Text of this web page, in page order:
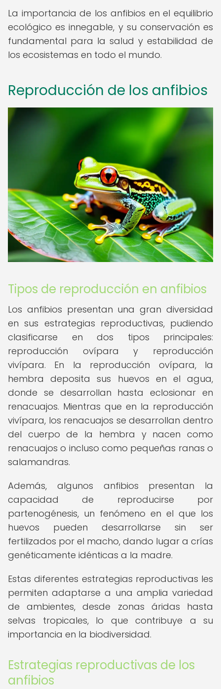
La importancia de los anfibios en el equilibrio
ecológico es innegable, y su conservación es
fundamental para la salud y estabilidad de
los ecosistemas en todo el mundo.
Reproducción de los anfibios
Tipos de reproducción en anfibios
Los anfibios presentan una gran diversidad
en sus estrategias reproductivas, pudiendo
clasificarse en dos tipos principales:
reproducción ovípara y reproducción
vivípara. En la reproducción ovípara, la
hembra deposita sus huevos en el agua,
donde se desarrollan hasta eclosionar en
renacuajos. Mientras que en la reproducción
vivípara, los renacuajos se desarrollan dentro
del cuerpo de la hembra y nacen como
renacuajos o incluso como pequeñas ranas o
salamandras.
Además, algunos anfibios presentan la
capacidad de reproducirse por
partenogénesis, un fenómeno en el que los
huevos pueden desarrollarse sin ser
fertilizados por el macho, dando lugar a crías
genéticamente idénticas a la madre.
Estas diferentes estrategias reproductivas les
permiten adaptarse a una amplia variedad
de ambientes, desde zonas áridas hasta
selvas tropicales, lo que contribuye a su
importancia en la biodiversidad.
Estrategias reproductivas de los
anfibios